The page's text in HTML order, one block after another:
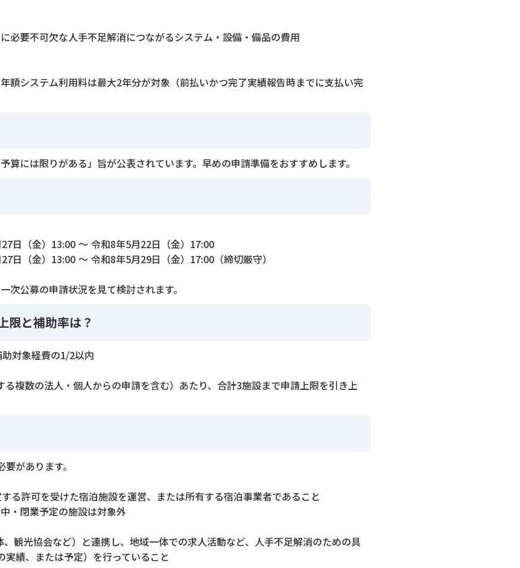
必要不可欠な人手不足解消につながるシステム・設備・備品の費用
額システム利用料は最大2年分が対象（前払いかつ完了実績報告時までに支払い完
算には限りがある」旨が公表されています。早めの申請準備をおすすめします。
日（金）13:00 ～ 令和8年5月22日（金）17:00
日（金）13:00 ～ 令和8年5月29日（金）17:00（締切厳守）
公募の申請状況を見て検討されます。
限と補助率は？
対象経費の1/2以内
複数の法人・個人からの申請を含む）あたり、合計3施設まで申請上限を引き上
があります。
る許可を受けた宿泊施設を運営、または所有する宿泊事業者であること
・閉業予定の施設は対象外
観光協会など）と連携し、地域一体での求人活動など、人手不足解消のための具
績、または予定）を行っていること